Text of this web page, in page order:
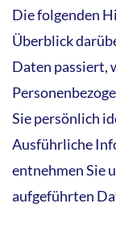
Die folgenden
Überblick
Daten passiert,
Sie persönlich
Ausführliche
entnehmen Sie
aufgeführten